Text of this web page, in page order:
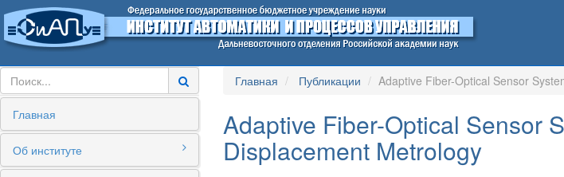
Главная
Об институте
Главная Публикации Adaptive Fiber-Optical Sensor
Adaptive Fiber-Optical Sensor
Displacement Metrology